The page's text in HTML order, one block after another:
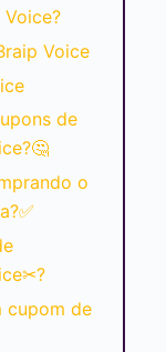
Voice
de
o
cupom de